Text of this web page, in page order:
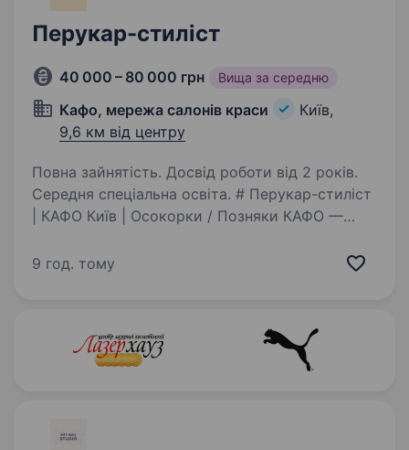
Перукар-стиліст
40 000 – 80 000 грн Вища за середню
Кафо, мережа салонів краси
Київ,
9,6 км від центру
Повна зайнятість. Досвід роботи від 2 років.
Середня спеціальна освіта. # Перукар-стиліст
| КАФО Київ | Осокорки / Позняки КАФО —
річним досвідом. Ми працюємо зі стабільною
9 год. тому